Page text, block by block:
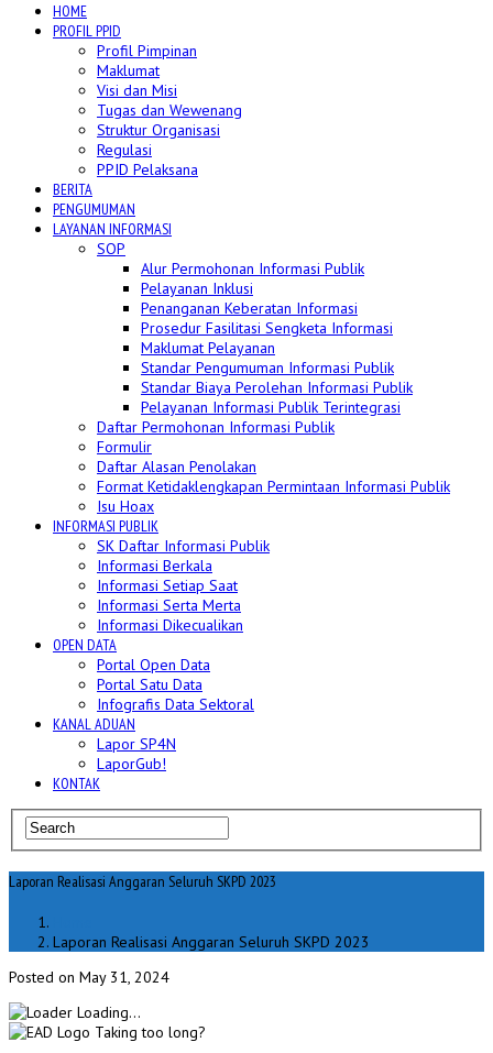
HOME
PROFIL PPID
Profil Pimpinan
Maklumat
Visi dan Misi
Tugas dan Wewenang
Struktur Organisasi
Regulasi
PPID Pelaksana
BERITA
PENGUMUMAN
LAYANAN INFORMASI
SOP
Alur Permohonan Informasi Publik
Pelayanan Inklusi
Penanganan Keberatan Informasi
Prosedur Fasilitasi Sengketa Informasi
Maklumat Pelayanan
Standar Pengumuman Informasi Publik
Standar Biaya Perolehan Informasi Publik
Pelayanan Informasi Publik Terintegrasi
Daftar Permohonan Informasi Publik
Formulir
Daftar Alasan Penolakan
Format Ketidaklengkapan Permintaan Informasi Publik
Isu Hoax
INFORMASI PUBLIK
SK Daftar Informasi Publik
Informasi Berkala
Informasi Setiap Saat
Informasi Serta Merta
Informasi Dikecualikan
OPEN DATA
Portal Open Data
Portal Satu Data
Infografis Data Sektoral
KANAL ADUAN
Lapor SP4N
LaporGub!
KONTAK
Laporan Realisasi Anggaran Seluruh SKPD 2023
Laporan Realisasi Anggaran Seluruh SKPD 2023
Posted on May 31, 2024
Loading...
Taking too long?